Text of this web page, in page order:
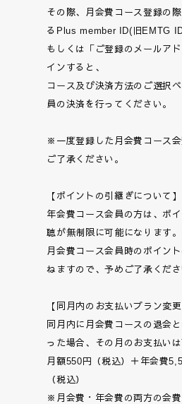
その際、月会費コース登録の
るPlus member ID(旧EMTG
もしくは「ご登録のメールア
インすると、
コース及び決済方法のご選択
員の決済を行ってください。
※一度登録した月会費コース会
ご了承ください。
【ポイントの引継ぎについて】
年会費コース会員の方は、ポ
聴が無制限に可能になります。
月会費コース会員時のポイン
ねますので、予めご了承くださ
【同月内のお支払いプラン変更
同月内に月会費コースの退会
った場合、その月のお支払いは
月額550円（税込）＋年会費
（税込）
※月会費・年会費の両方の会費